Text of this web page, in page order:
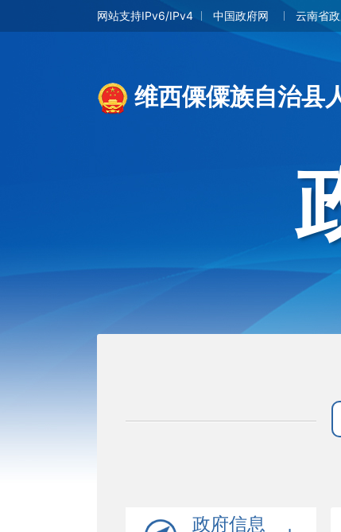
网站支持IPv6/IPv4 中国政府网 云南省
维西傈僳族自治县
政府信息